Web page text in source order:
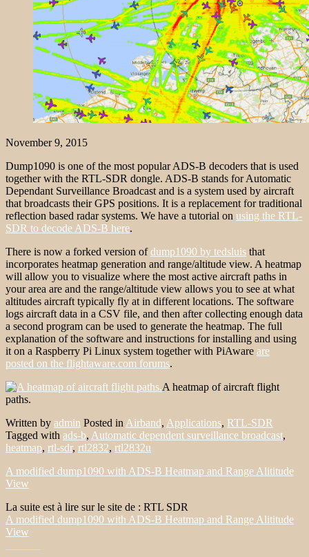
November 9, 2015
Dump1090 is one of the most popular ADS-B decoders that is used
together with the RTL-SDR dongle. ADS-B stands for Automatic
Dependant Surveillance Broadcast and is a system used by aircraft
that broadcasts their GPS positions. It is a replacement for traditional
reflection based radar systems. We have a tutorial on using the RTL-
SDR to decode ADS-B here.
There is now a forked version ofdump1090 by tedsluis that
incorporates heatmap generation and range/altitude view. A heatmap
will allow you to visualize where the most active aircraft paths in
your area are and the range/altitude view allows you to see at what
altitudes aircraft typically fly at in different locations. The software
logs aircraft data in a CSV file, and then after collecting enough data
a second program can be used to generate the heatmap. The full
explanation of the software and instructions for installing and using
it on a Raspberry Pi Linux system together with PiAware are
posted on the flightaware.com forums.
A heatmap of aircraft flight
paths.
Written by admin Posted in Airband, Applications, RTL-SDR
Tagged with ads-b, Automatic dependent surveillance broadcast,
heatmap, rtl-sdr, rtl2832, rtl2832u
A modified dump1090 with ADS-B Heatmap and Range Alititude
View
La suite est à lire sur le site de : RTL SDR
A modified dump1090 with ADS-B Heatmap and Range Alititude
View